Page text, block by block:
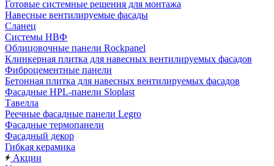
Готовые системные решения для монтажа
Навесные вентилируемые фасады
Сланец
Системы НВФ
Облицовочные панели Rockpanel
Клинкерная плитка для навесных вентилируемых фасадов
Фиброцементные панели
Бетонная плитка для навесных вентилируемых фасадов
Фасадные HPL-панели Sloplast
Тавелла
Реечные фасадные панели Legro
Фасадные термопанели
Фасадный декор
Гибкая керамика
Акции